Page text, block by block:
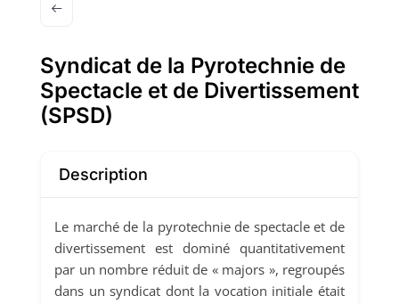
Syndicat de la Pyrotechnie de
Spectacle et de Divertissement
(SPSD)
Description
Le marché de la pyrotechnie de spectacle et de
divertissement est dominé quantitativement
par un nombre réduit de « majors », regroupés
dans un syndicat dont la vocation initiale était